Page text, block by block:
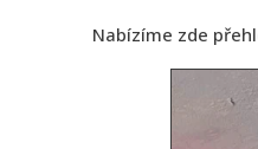
Nabízíme zde